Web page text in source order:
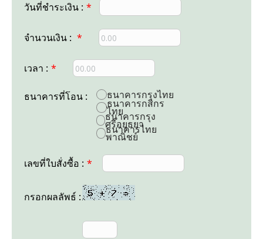
วันที่ชำระเงิน : *
จำนวนเงิน : *
เวลา : *
ธนาคารที่โอน : ธนาคารกรุงไทย
ธนาคารกสิกร
ไทย
ธนาคารกรุง
ศรีอยุธยา
ธนาคารไทย
พาณิชย์
เลขที่ใบสั่งซื้อ : *
กรอกผลลัพธ์ :